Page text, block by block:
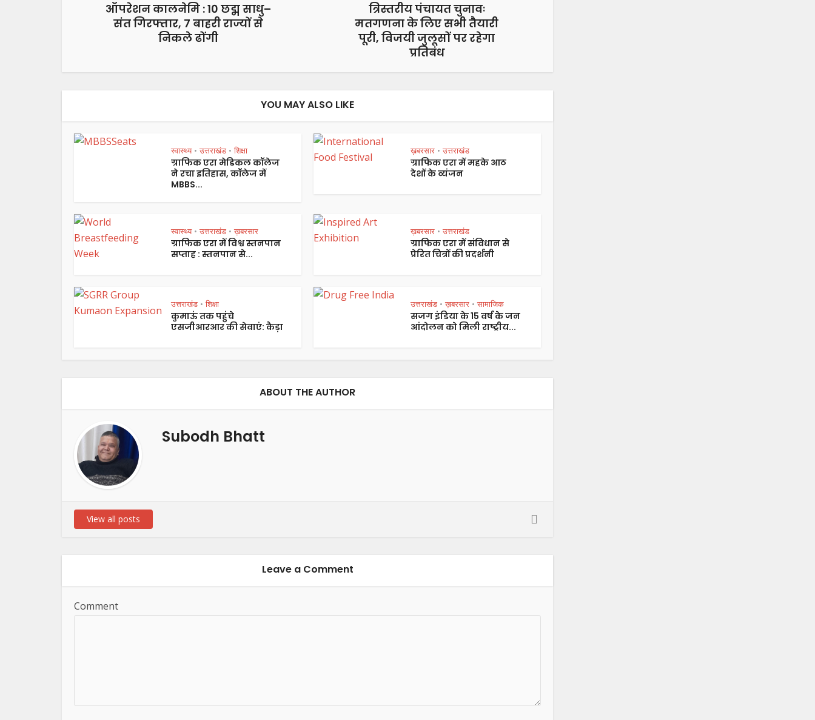
ऑपरेशन कालनेमि : 10 छद्म साधु–
संत गिरफ्तार, 7 बाहरी राज्यों से
निकले ढोंगी
त्रिस्तरीय पंचायत चुनावः
मतगणना के लिए सभी तैयारी
पूरी, विजयी जुलूसों पर रहेगा
प्रतिबंध
YOU MAY ALSO LIKE
स्वास्थ्य • उत्तराखंड • शिक्षा
ग्राफिक एरा मेडिकल कॉलेज
ने रचा इतिहास, कॉलेज में
MBBS...
ख़बरसार • उत्तराखंड
ग्राफिक एरा में महके आठ
देशों के व्यंजन
स्वास्थ्य • उत्तराखंड • ख़बरसार
ग्राफिक एरा में विश्व स्तनपान
सप्ताह : स्तनपान से...
ख़बरसार • उत्तराखंड
ग्राफिक एरा में संविधान से
प्रेरित चित्रों की प्रदर्शनी
उत्तराखंड • शिक्षा
कुमाऊं तक पहुंचे
एसजीआरआर की सेवाएं: कैड़ा
उत्तराखंड • ख़बरसार • सामाजिक
सजग इंडिया के 15 वर्ष के जन
आंदोलन को मिली राष्ट्रीय...
ABOUT THE AUTHOR
Subodh Bhatt
View all posts
Leave a Comment
Comment